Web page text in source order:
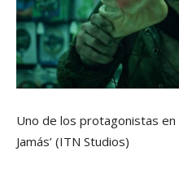
Uno de los protagonistas en
Jamás’ (ITN Studios)